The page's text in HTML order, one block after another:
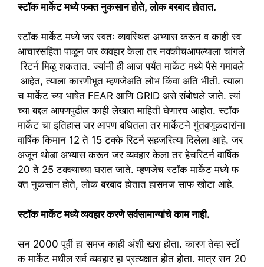
स्टॉक मार्केट मध्ये फक्त नुकसान होते,लोक बरबाद होतात.
स्टॉक मार्केट मध्ये जर स्वतः व्यवस्थित अभ्यास करून व काही स्व
आचारसहिंता पाळून जर व्यवहार केला तर नक्कीचआपल्याला चांगले
रिटर्न मिळू शकतात. ज्यांनी ही आज पर्यंत मार्केट मध्ये पैसे गमावले
आहेत,त्याला कारणीभूत म्हणजेअति लोभ किंवा अति भीती. त्याला
च मार्केट च्या भाषेत FEAR आणिGRID असे संबोधले जाते. त्यां
च्या बद्दल आपणपुढील काही लेखात माहिती घेणारच आहोत. स्टॉक
मार्केट चा इतिहास जर आपण बघितला तर मार्केटने गुंतवणूकदारांना
वार्षिक किमान 12ते 15टक्के रिटर्न सहजरित्या दिलेला आहे. जर
अजून थोडा अभ्यास करून जर व्यवहार केला तर हेचरिटर्न वार्षिक
20ते 25टक्क्याच्या घरात जाते. म्हणजेच स्टॉक मार्केट मध्ये फ
क्त नुकसान होते,लोक बरबाद होतात हासमज साफ खोटा आहे.
स्टॉक मार्केट मध्ये व्यवहार करणे सर्वसामान्यांचे काम नाही.
सन 2000पूर्वी हा समज काही अंशी खरा होता. कारण तेव्हा स्टॉ
क मार्केट मधील सर्व व्यवहार हा प्रत्यक्षात होत होता. मात्र सन 20